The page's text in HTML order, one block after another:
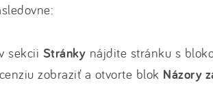
sekcii Stránky nájdite stránku s
zobraziť a otvorte blok Názory